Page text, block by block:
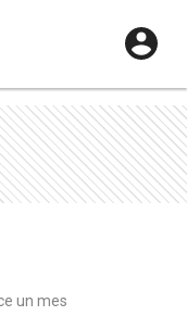
un mes